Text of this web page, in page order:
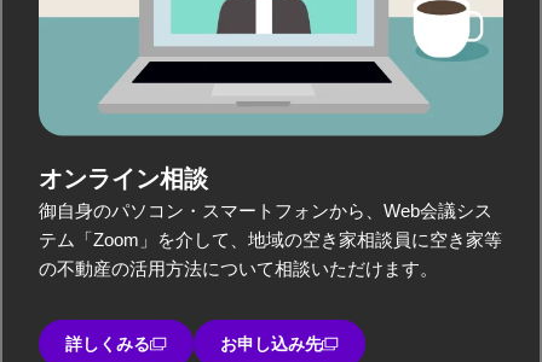
オンライン相談
御自身のパソコン・スマートフォンから、Web会議シス
テム「Zoom」を介して、地域の空き家相談員に空き家等
の不動産の活用方法について相談いただけます。
詳しくみる お申し込み先